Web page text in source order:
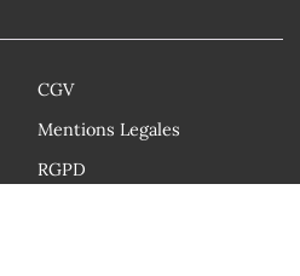
CGV
Mentions Legales
RGPD